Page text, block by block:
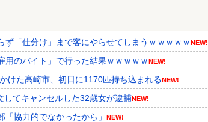
ず「仕分け」まで客にやらせてしまうｗｗｗｗｗNEW!
用のバイト」で行った結果ｗｗｗｗｗNEW!
けた高崎市、初日に1170匹持ち込まれるNEW!
てキャンセルした32歳女が逮捕NEW!
協力的でなかったから」 NEW!